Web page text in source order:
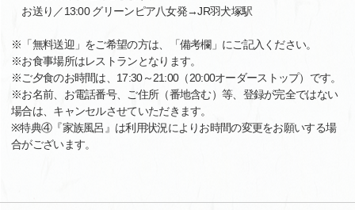
お送り／13:00 グリーンピア八女発→JR羽犬塚駅
※「無料送迎」をご希望の方は、「備考欄」にご記入ください。
※お食事場所はレストランとなります。
※ご夕食のお時間は、17:30～21:00（20:00オーダーストップ）です。
※お名前、お電話番号、ご住所（番地含む）等、登録が完全ではない
場合は、キャンセルさせていただきます。
※特典④『家族風呂』は利用状況によりお時間の変更をお願いする場
合がございます。